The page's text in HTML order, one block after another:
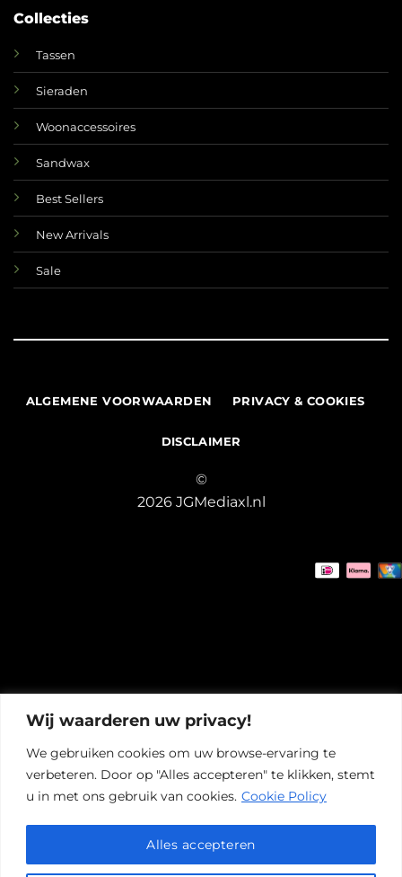
Wij waarderen uw privacy!
We gebruiken cookies om uw browse-ervaring te
verbeteren. Door op "Alles accepteren" te klikken, stemt
u in met ons gebruik van cookies. Cookie Policy
Alles accepteren
Collecties
Tassen
Sieraden
Woonaccessoires
Sandwax
Best Sellers
New Arrivals
Sale
ALGEMENE VOORWAARDEN PRIVACY & COOKIES
DISCLAIMER
©
2026 JGMediaxl.nl